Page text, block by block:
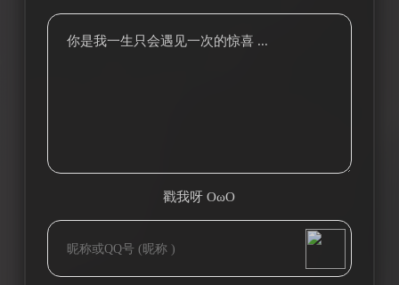
你是我一生只会遇见一次的惊喜 ...
戳我呀 OωO
Tieba